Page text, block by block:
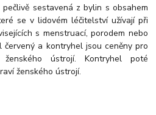
sestavená z bylin s obsahem
se v lidovém léčitelství užívají při
s menstruací, porodem nebo
červený a kontryhel jsou ceněny pro
ženského ústrojí. Kontryhel poté
ženského ústrojí.